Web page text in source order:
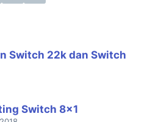
Switch 22k dan Switch
Switch 8x1